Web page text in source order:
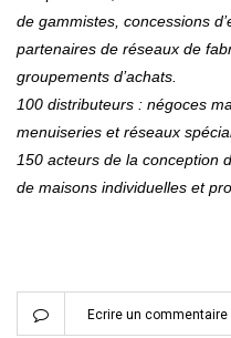
de gammistes, concessions
partenaires de réseaux de
groupements d’achats.
100 distributeurs : négoces
menuiseries et réseaux
150 acteurs de la conception
de maisons individuelles et
Ecrire un commentaire